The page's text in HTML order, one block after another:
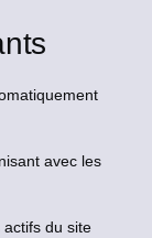
avec les
du site